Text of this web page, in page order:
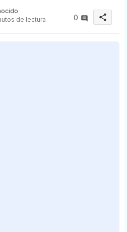
de lectura 0 share